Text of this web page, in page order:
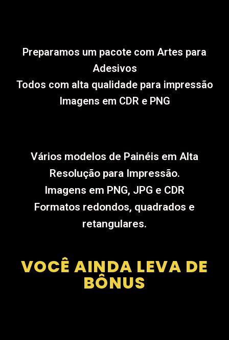
Preparamos um pacote com Artes para
Adesivos
Todos com alta qualidade para impressão
Imagens em CDR e PNG
Vários modelos de Painéis em Alta
Resolução para Impressão.
Imagens em PNG, JPG e CDR
Formatos redondos, quadrados e
retangulares.
VOCÊ AINDA LEVA DE
BÔNUS